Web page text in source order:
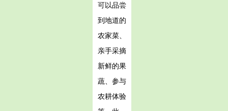
可以品尝
到地道的
农家菜、
亲手采摘
新鲜的果
蔬、参与
农耕体验